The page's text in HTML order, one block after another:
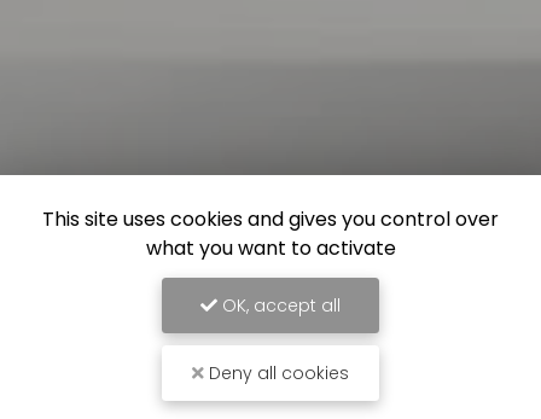
This site uses cookies and gives you control over
what you want to activate
OK, accept all
Deny all cookies